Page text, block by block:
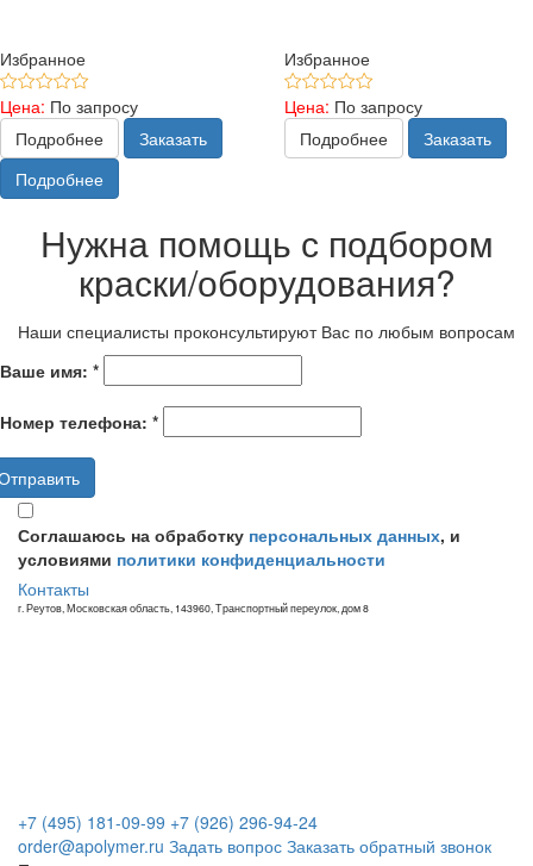
Избранное
Цена: По запросу
Подробнее
Заказать
Избранное
Цена: По запросу
Подробнее
Заказать
Подробнее
Нужна помощь с подбором
краски/оборудования?
Наши специалисты проконсультируют Вас по любым вопросам
Ваше имя: *
Номер телефона: *
Соглашаюсь на обработку персональных данных, и
условиями политики конфиденциальности
Контакты
г. Реутов, Московская область, 143960, Транспортный переулок, дом 8
+7 (495) 181-09-99 +7 (926) 296-94-24
order@apolymer.ru Задать вопрос Заказать обратный звонок